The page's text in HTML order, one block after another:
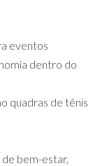
eventos
dentro do
quadras de tênis
bem-estar,